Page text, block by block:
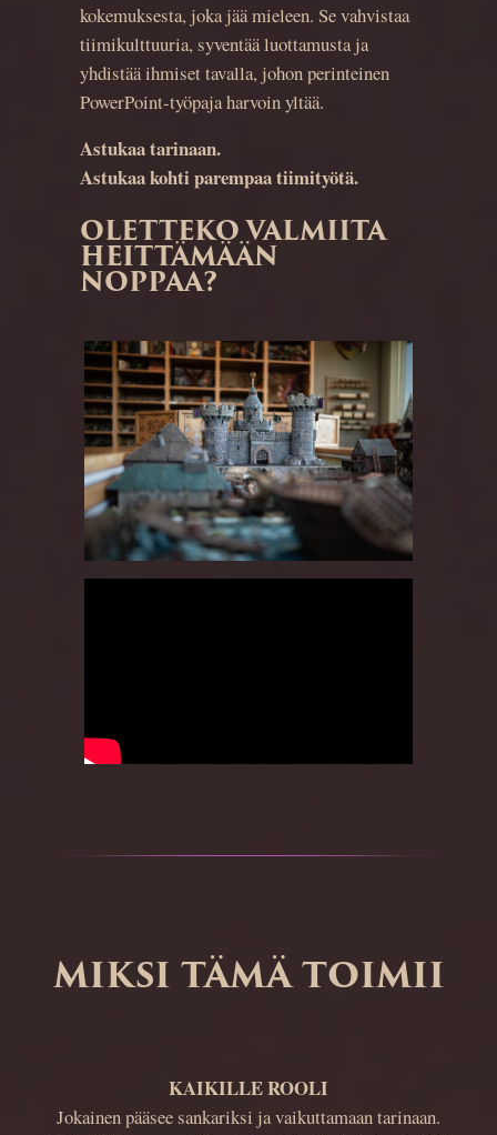
kokemuksesta, joka jää mieleen. Se vahvistaa
tiimikulttuuria, syventää luottamusta ja
yhdistää ihmiset tavalla, johon perinteinen
PowerPoint-työpaja harvoin yltää.
Astukaa tarinaan.
Astukaa kohti parempaa tiimityötä.
OLETTEKO VALMIITA
HEITTÄMÄÄN
NOPPAA?
MIKSI TÄMÄ TOIMII
KAIKILLE ROOLI
Jokainen pääsee sankariksi ja vaikuttamaan tarinaan.